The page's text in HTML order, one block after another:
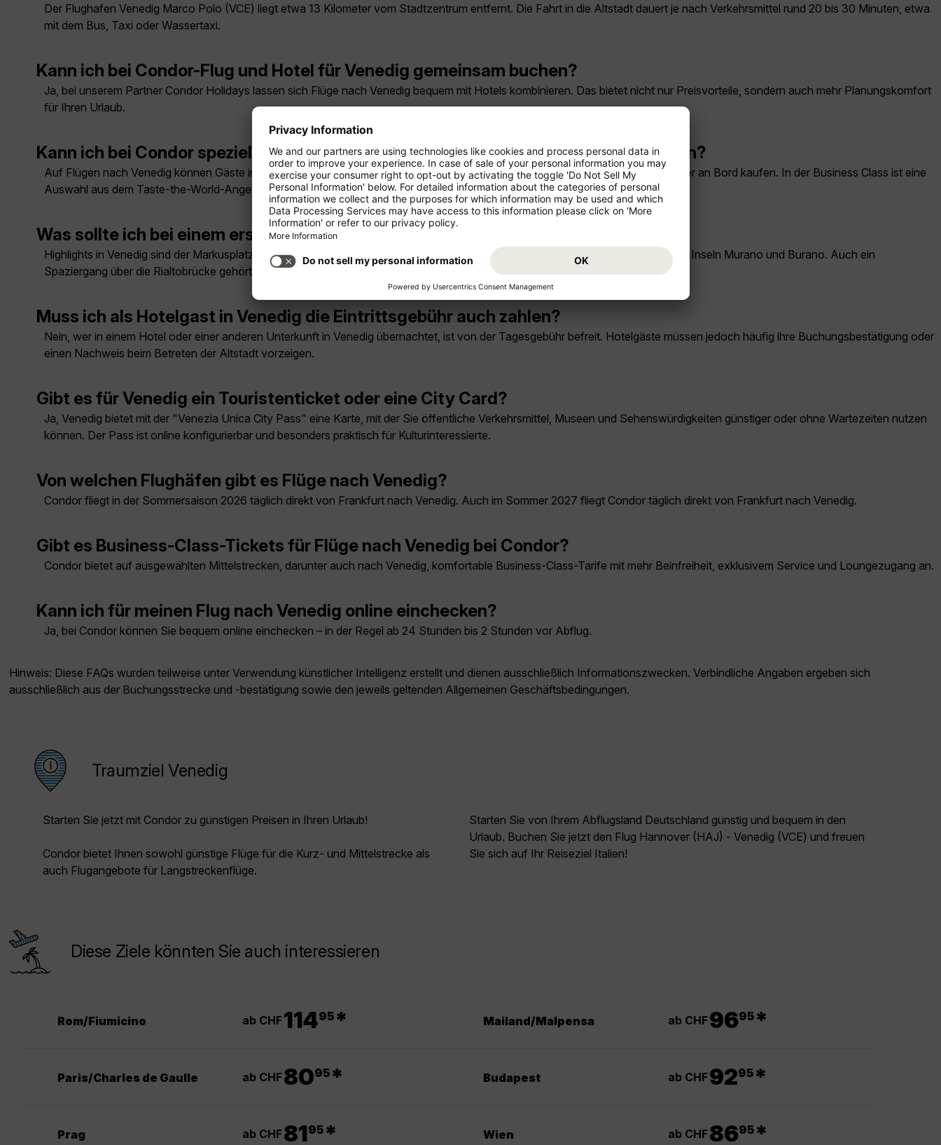
Der Flughafen Venedig Marco Polo (VCE) liegt etwa 13 Kilometer vom Stadtzentrum entfernt. Die Fahrt in die Altstadt dauert je nach Verkehrsmittel rund 20 bis 30 Minuten, etwa
mit dem Bus, Taxi oder Wassertaxi.
Kann ich bei Condor-Flug und Hotel für Venedig gemeinsam buchen?
Ja, bei unserem Partner Condor Holidays lassen sich Flüge nach Venedig bequem mit Hotels kombinieren. Das bietet nicht nur Preisvorteile, sondern auch mehr Planungskomfort
für Ihren Urlaub.
Kann ich bei Condor spezielle Mahlzeiten für meinen Flug nach Venedig vorbestellen?
Auf Flügen nach Venedig können Gäste in der Economy Class Snacks, Getränke und Taste-the-World-Gerichte vorbestellen oder an Bord kaufen. In der Business Class ist eine
Auswahl aus dem Taste-the-World-Angebot inklusive.
Was sollte ich bei einem ersten Besuch in Venedig unbedingt sehen?
Highlights in Venedig sind der Markusplatz mit Basilika und Dogenpalast, eine Gondelfahrt durch die Kanäle sowie ein Besuch der Inseln Murano und Burano. Auch ein
Spaziergang über die Rialtobrücke gehört zum Muss.
Muss ich als Hotelgast in Venedig die Eintrittsgebühr auch zahlen?
Nein, wer in einem Hotel oder einer anderen Unterkunft in Venedig übernachtet, ist von der Tagesgebühr befreit. Hotelgäste müssen jedoch häufig ihre Buchungsbestätigung oder
einen Nachweis beim Betreten der Altstadt vorzeigen.
Gibt es für Venedig ein Touristenticket oder eine City Card?
Ja, Venedig bietet mit der "Venezia Unica City Pass" eine Karte, mit der Sie öffentliche Verkehrsmittel, Museen und Sehenswürdigkeiten günstiger oder ohne Wartezeiten nutzen
können. Der Pass ist online konfigurierbar und besonders praktisch für Kulturinteressierte.
Von welchen Flughäfen gibt es Flüge nach Venedig?
Condor fliegt in der Sommersaison 2026 täglich direkt von Frankfurt nach Venedig. Auch im Sommer 2027 fliegt Condor täglich direkt von Frankfurt nach Venedig.
Gibt es Business-Class-Tickets für Flüge nach Venedig bei Condor?
Condor bietet auf ausgewählten Mittelstrecken, darunter auch nach Venedig, komfortable Business-Class-Tarife mit mehr Beinfreiheit, exklusivem Service und Loungezugang an.
Kann ich für meinen Flug nach Venedig online einchecken?
Ja, bei Condor können Sie bequem online einchecken – in der Regel ab 24 Stunden bis 2 Stunden vor Abflug.
Hinweis: Diese FAQs wurden teilweise unter Verwendung künstlicher Intelligenz erstellt und dienen ausschließlich Informationszwecken. Verbindliche Angaben ergeben sich
ausschließlich aus der Buchungsstrecke und -bestätigung sowie den jeweils geltenden Allgemeinen Geschäftsbedingungen.
Traumziel Venedig
Starten Sie jetzt mit Condor zu günstigen Preisen in Ihren Urlaub!
Condor bietet Ihnen sowohl günstige Flüge für die Kurz- und Mittelstrecke als
auch Flugangebote für Langstreckenflüge.
Starten Sie von Ihrem Abflugsland Deutschland günstig und bequem in den
Urlaub. Buchen Sie jetzt den Flug Hannover (HAJ) - Venedig (VCE) und freuen
Sie sich auf Ihr Reiseziel Italien!
Diese Ziele könnten Sie auch interessieren
Rom/Fiumicino ab CHF11495 * Mailand/Malpensa ab CHF9695 *
Paris/Charles de Gaulle ab CHF8095 * Budapest ab CHF9295 *
Prag ab CHF8195 * Wien ab CHF8695 *